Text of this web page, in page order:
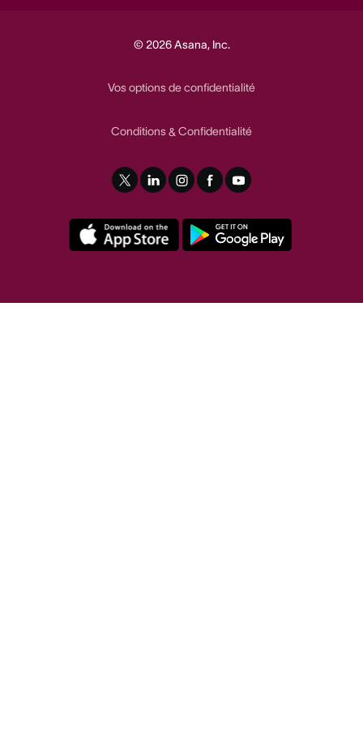
© 2026 Asana, Inc.
Vos options de confidentialité
Conditions& Confidentialité